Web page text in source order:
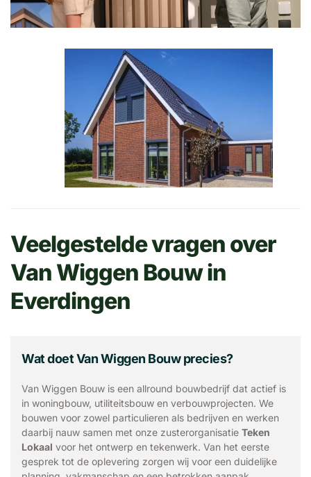
Veelgestelde vragen over
Van Wiggen Bouw in
Everdingen
Wat doet Van Wiggen Bouw precies?
Van Wiggen Bouw is een allround bouwbedrijf dat actief is
in woningbouw, utiliteitsbouw en verbouwprojecten. We
bouwen voor zowel particulieren als bedrijven en werken
daarbij nauw samen met onze zusterorganisatie Teken
Lokaal voor het ontwerp en tekenwerk. Van het eerste
gesprek tot de oplevering zorgen wij voor een duidelijke